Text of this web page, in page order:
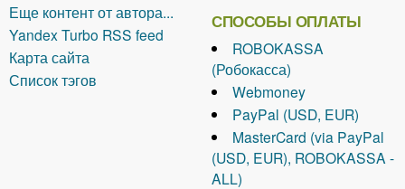
Еще контент от автора...
Yandex Turbo RSS feed
Карта сайта
Список тэгов
СПОСОБЫ ОПЛАТЫ
ROBOKASSA
(Робокасса)
Webmoney
PayPal (USD, EUR)
MasterCard (via PayPal
(USD, EUR), ROBOKASSA -
ALL)